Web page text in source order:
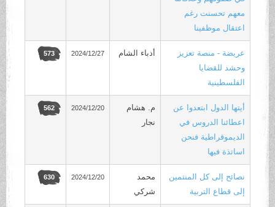
معهم تحسنت رغم
اعتقال موظفينا
عريضة - منصة تعزيز
وحشد للقضايا
الفلسطينية
أدباء الشام 2024/12/27
573
أيتها الدول ابتعدوا عن
اعطائنا الدروس في
الديموقراطية فنحن
اساتذة فيها
م. هشام
نجار
2024/12/20
562
نصائح إلى كل المنتمين
إلى قطاع التربية
محمد
شركي
2024/12/20
630